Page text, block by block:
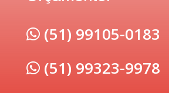
(51) 99105-0183
(51) 99323-9978